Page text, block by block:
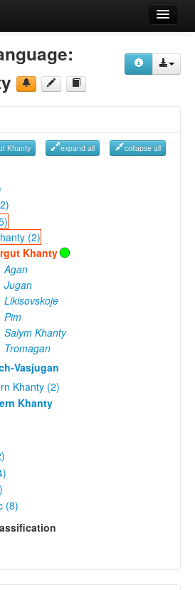
Khanty expand all collapse all
(2)
Khanty
Agan
Jugan
Likisovskoje
Pim
Salym Khanty
Tromagan
Vasjugan
Khanty (2)
Khanty
(8)